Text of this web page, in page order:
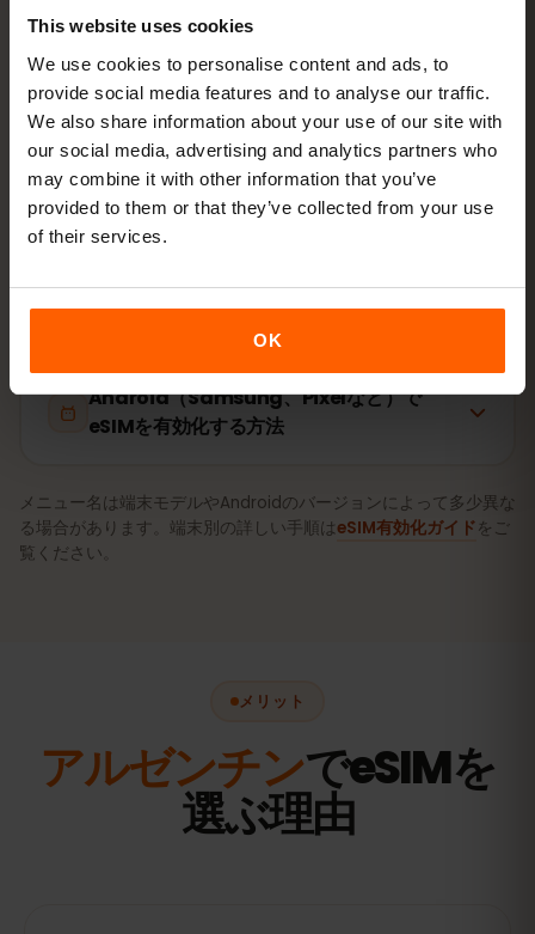
This website uses cookies
We use cookies to personalise content and ads, to
provide social media features and to analyse our traffic.
We also share information about your use of our site with
our social media, advertising and analytics partners who
may combine it with other information that you’ve
provided to them or that they’ve collected from your use
of their services.
OK
設定はわずか2分：iPhone設定 → モバイル通信 → eSIMを追
加、Androidネットワークとインターネット → SIM。プラン
の有効期間はご購入時ではなく、初回利用時から始まりま
す。
お使いの端末はeSIM対応ですか？ 対応状況を確認
iPhone（iOS）でeSIMを有効化する方法
Android（Samsung、Pixelなど）で
eSIMを有効化する方法
メニュー名は端末モデルやAndroidのバージョンによって多少異な
る場合があります。端末別の詳しい手順はeSIM有効化ガイドをご
覧ください。
メリット
アルゼンチンでeSIMを
選ぶ理由